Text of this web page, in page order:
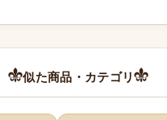
似た商品・カテゴリ